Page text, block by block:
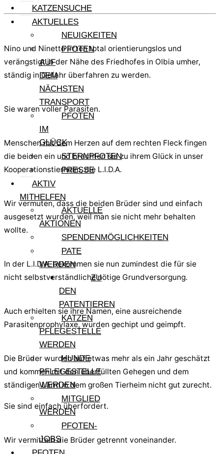
KATZENSUCHE
AKTUELLES
NEUIGKEITEN
PFOTEN
AUF
DEM
NÄCHSTEN
TRANSPORT
PFOTEN
IM
GLÜCK
STERNPFOTEN
PRESSE
AKTIV
MITHELFEN
AKTUELLE
AKTIONEN
SPENDENMÖGLICHKEITEN
PATE
WERDEN
ZU
DEN
PATENTIEREN
KATZEN
PFLEGESTELLE
WERDEN
HUNDE
PFLEGESTELLE
WERDEN
MITGLIED
WERDEN
PFOTEN-
JOBS
Nino und Ninetto irrten total orientierungslos und
verängstigt in der Nähe des Friedhofes in Olbia umher,
ständig in Gefahr überfahren zu werden.
Sie waren voller Parasiten.
Menschen mit dem Herzen auf dem rechten Fleck fingen
die beiden ein und brachten sie zu ihrem Glück in unser
Kooperationstierheim, die L.I.D.A.
Wir vermuten, dass die beiden Brüder sind und einfach
ausgesetzt wurden, weil man sie nicht mehr behalten
wollte.
In der L.I.D.A. bekommen sie nun zumindest die für sie
nicht selbstverständliche nötige Grundversorgung.
Auch erhielten sie ihre Namen, eine ausreichende
Parasitenprophylaxe, wurden gechipt und geimpft.
Die Brüder wurden auf etwas mehr als ein Jahr geschätzt
und kommen mit den überfüllten Gehegen und dem
ständigen Lärm in dem großen Tierheim nicht gut zurecht.
Sie sind einfach überfordert.
Wir vermitteln die Brüder getrennt voneinander.